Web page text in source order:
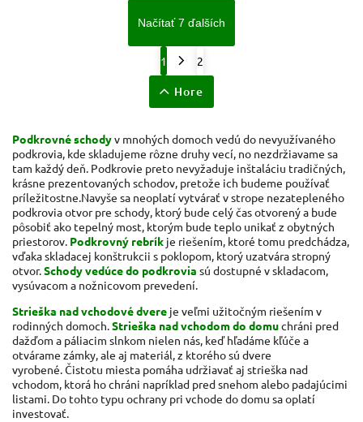
Načítať 7 ďalších
1 2
Hore
Podkrovné schodyv mnohých domoch vedú do nevyužívaného
podkrovia, kde skladujeme rôzne druhy vecí, no nezdržiavame sa
tam každý deň. Podkrovie preto nevyžaduje inštaláciu tradičných,
krásne prezentovaných schodov, pretože ich budeme používať
príležitostne.Navyše sa neoplatí vytvárať v strope nezatepleného
podkrovia otvor pre schody, ktorý bude celý čas otvorený a bude
pôsobiť ako tepelný most, ktorým bude teplo unikať z obytných
priestorov. Podkrovný rebrík je riešením, ktoré tomu predchádza,
vďaka skladacej konštrukcii s poklopom, ktorý uzatvára stropný
otvor.Schody vedúce do podkrovia sú dostupné v skladacom,
vysúvacom a nožnicovom prevedení.
Strieška nad vchodové dvere je veľmi užitočným riešením v
rodinných domoch.Strieška nad vchodom do domuchráni pred
dažďom a páliacim slnkom nielen nás, keď hľadáme kľúče a
otvárame zámky, ale aj materiál, z ktorého sú dvere
vyrobené. Čistotu miesta pomáha udržiavať aj strieška nad
vchodom, ktorá ho chráni napríklad pred snehom alebo padajúcimi
listami. Do tohto typu ochrany pri vchode do domu sa oplatí
investovať.